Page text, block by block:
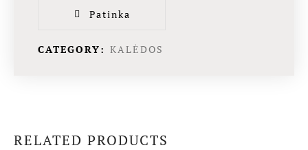
Patinka
CATEGORY: KALĖDOS
RELATED PRODUCTS